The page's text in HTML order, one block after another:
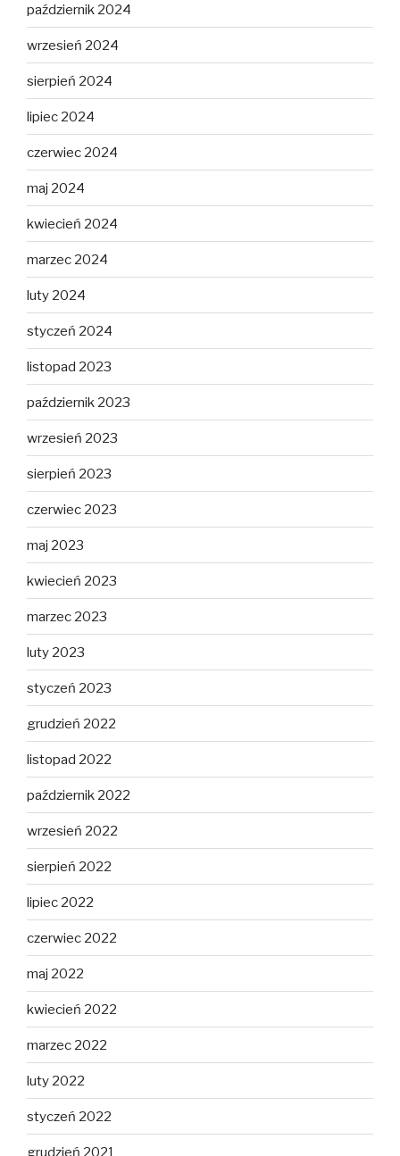
październik 2024
wrzesień 2024
sierpień 2024
lipiec 2024
czerwiec 2024
maj 2024
kwiecień 2024
marzec 2024
luty 2024
styczeń 2024
listopad 2023
październik 2023
wrzesień 2023
sierpień 2023
czerwiec 2023
maj 2023
kwiecień 2023
marzec 2023
luty 2023
styczeń 2023
grudzień 2022
listopad 2022
październik 2022
wrzesień 2022
sierpień 2022
lipiec 2022
czerwiec 2022
maj 2022
kwiecień 2022
marzec 2022
luty 2022
styczeń 2022
grudzień 2021